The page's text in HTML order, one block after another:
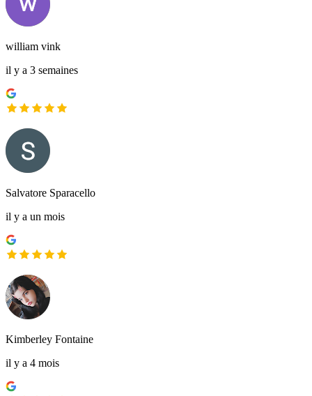
william vink
il y a 3 semaines
Salvatore Sparacello
il y a un mois
Kimberley Fontaine
il y a 4 mois